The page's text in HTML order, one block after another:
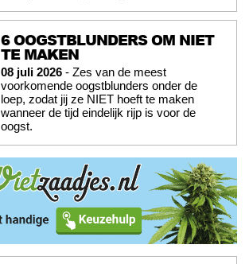
6 OOGSTBLUNDERS OM NIET
TE MAKEN
08 juli 2026 - Zes van de meest
voorkomende oogstblunders onder de
loep, zodat jij ze NIET hoeft te maken
wanneer de tijd eindelijk rijp is voor de
oogst.